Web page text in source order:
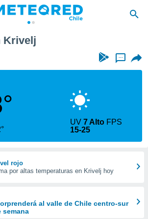
Krivelj
...
UV7 Alto FPS
15-25
rojo
por altas temperaturas en Krivelj hoy
al valle de Chile centro-sur
semana